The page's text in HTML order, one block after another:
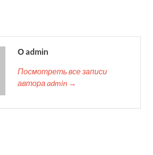
О admin
Посмотреть все записи
автора admin →